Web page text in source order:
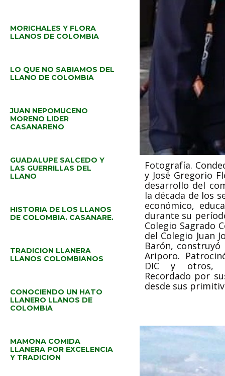
MORICHALES Y FLORA
LLANOS DE COLOMBIA
LO QUE NO SABIAMOS DEL
LLANO DE COLOMBIA
JUAN NEPOMUCENO
MORENO LIDER
CASANARENO
GUADALUPE SALCEDO Y
LAS GUERRILLAS DEL
LLANO
HISTORIA DE LOS LLANOS
DE COLOMBIA. CASANARE.
TRADICION LLANERA
LLANOS COLOMBIANOS
CONOCIENDO UN HATO
LLANERO LLANOS DE
COLOMBIA
MAMONA COMIDA
LLANERA POR EXCELENCIA
Y TRADICION
Fotografía.
y José Gregorio
desarrollo del
la década de los
económico,
durante su
Colegio Sagrado
del Colegio Juan
Barón,
Ariporo.
DIC y otros,
Recordado por
desde sus